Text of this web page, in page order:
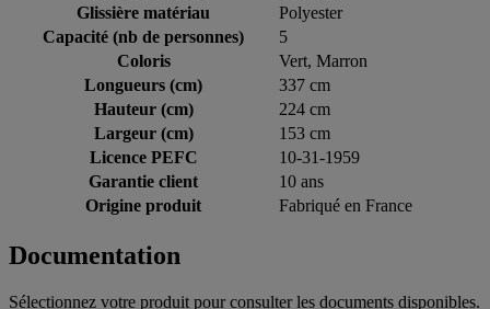
Glissière matériau
Polyester
Capacité (nb de personnes)
5
Coloris
Vert, Marron
Longueurs (cm)
337 cm
Hauteur (cm)
224 cm
Largeur (cm)
153 cm
Licence PEFC
10-31-1959
Garantie client
10 ans
Origine produit
Fabriqué en France
Documentation
Sélectionnez votre produit pour consulter les documents disponibles.